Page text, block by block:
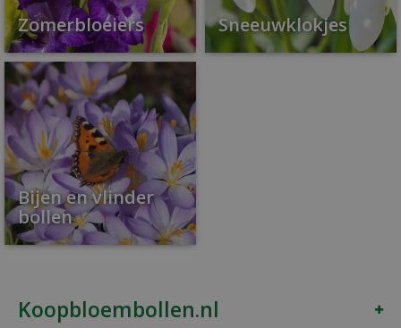
Zomerbloeiers Sneeuwklokjes
Bijen en vlinder
bollen
Koopbloembollen.nl